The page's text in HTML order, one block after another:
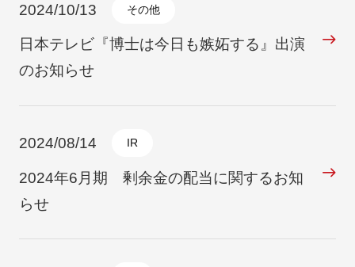
2024/10/13 その他
日本テレビ『博士は今日も嫉妬する』出演
のお知らせ
2024/08/14 IR
2024年6月期 剰余金の配当に関するお知
らせ